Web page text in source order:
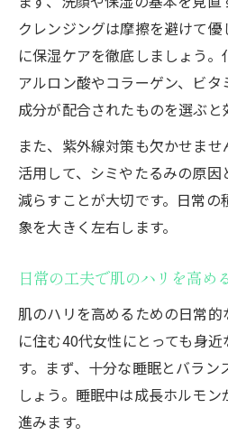
クレンジングは摩擦を避けて
に保湿ケアを徹底しましょう
アルロン酸やコラーゲン、ビタ
成分が配合されたものを選ぶと
また、紫外線対策も欠かせま
活用して、シミやたるみの原
減らすことが大切です。日常
象を大きく左右します。
日常の工夫で肌のハリを高め
肌のハリを高めるための日常
に住む40代女性にとっても身
す。まず、十分な睡眠とバラン
しょう。睡眠中は成長ホルモ
進みます。